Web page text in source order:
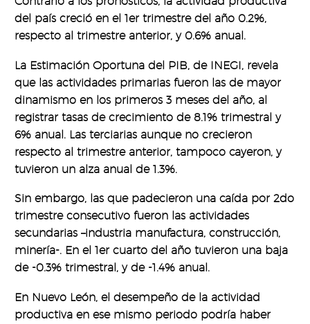
del país creció en el 1er trimestre del año 0.2%,
respecto al trimestre anterior, y 0.6% anual.
La Estimación Oportuna del PIB, de INEGI, revela
que las actividades primarias fueron las de mayor
dinamismo en los primeros 3 meses del año, al
registrar tasas de crecimiento de 8.1% trimestral y
6% anual. Las terciarias aunque no crecieron
respecto al trimestre anterior, tampoco cayeron, y
tuvieron un alza anual de 1.3%.
Sin embargo, las que padecieron una caída por 2do
trimestre consecutivo fueron las actividades
secundarias –industria manufactura, construcción,
minería-. En el 1er cuarto del año tuvieron una baja
de -0.3% trimestral, y de -1.4% anual.
En Nuevo León, el desempeño de la actividad
productiva en ese mismo periodo podría haber